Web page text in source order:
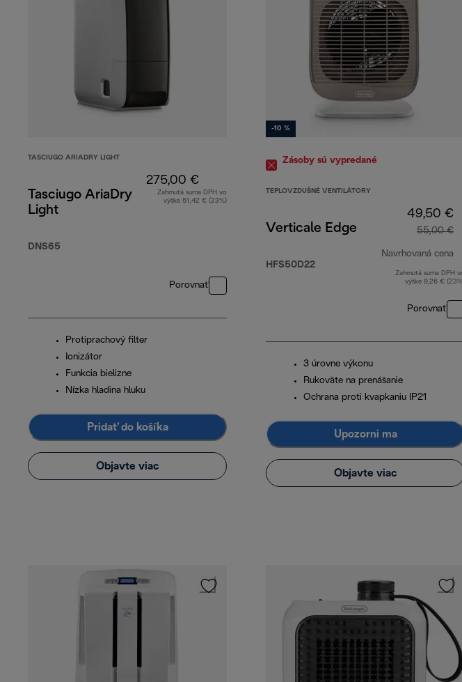
TASCIUGO ARIADRY LIGHT
Tasciugo AriaDry
Light
DNS65
275,00 €
Zahrnutá suma DPH vo
výške 51,42 € (23%)
Porovnať
Protiprachový filter
Ionizátor
Funkcia bielizne
Nízka hladina hluku
Pridať do košíka
Objavte viac
-10 %
Zásoby sú vypredané
TEPLOVZDUŠNÉ VENTILÁTORY
Verticale Edge
HFS50D22
49,50 €
55,00 €
Navrhovaná cena
Zahrnutá suma DPH
výške 9,26 €
Porovnať
3 úrovne výkonu
Rukoväte na prenášanie
Ochrana proti kvapkaniu IP21
Upozorni ma
Objavte viac